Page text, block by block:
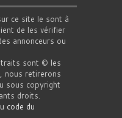
ce site le sont à
de les vérifier
annonceurs ou
sont © les
nous retirerons
sous copyright
droits.
code du